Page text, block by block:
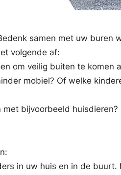
samen met uw buren
volgende af:
om veilig buiten te komen
mobiel? Of welke
bijvoorbeeld huisdieren?
in uw huis en in de buurt.